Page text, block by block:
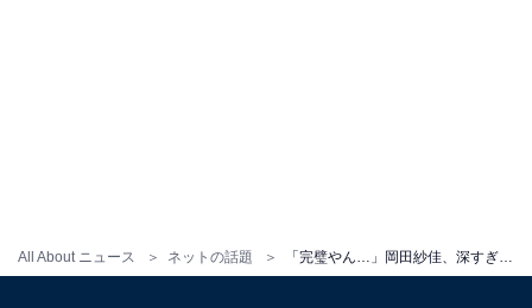
All About ニュース ネットの話題